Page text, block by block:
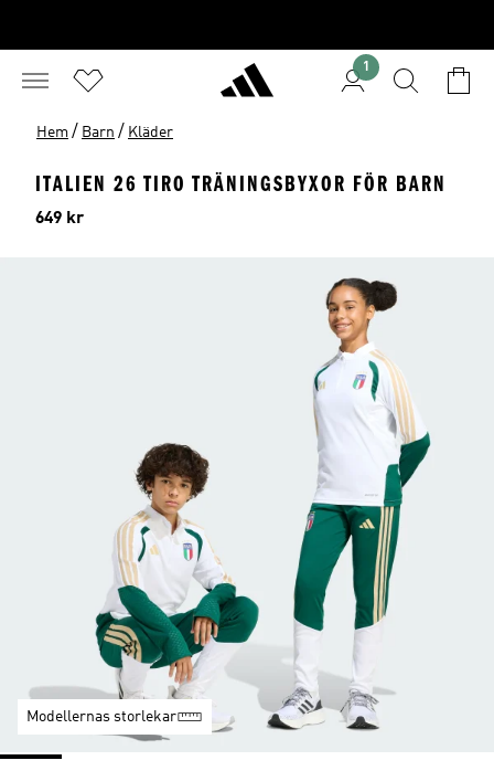
1
Hem / Barn / Kläder
ITALIEN 26 TIRO TRÄNINGSBYXOR FÖR BARN
Pris
649 kr
Modellernas storlekar